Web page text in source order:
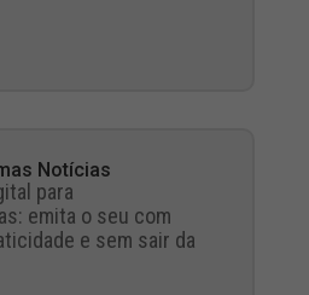
Notícias
para
emita o seu com
e sem sair da